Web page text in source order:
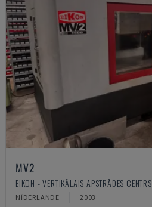
MV2
EIKON - VERTIKĀLAIS APSTRĀDES CENTRS
NĪDERLANDE 2003